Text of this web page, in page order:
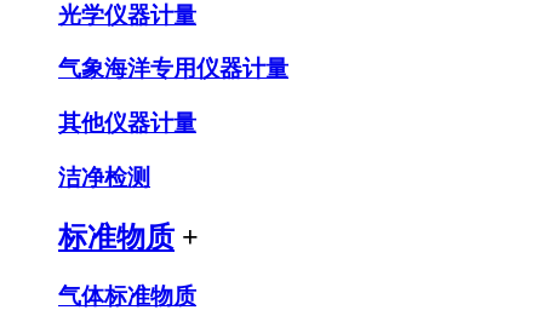
光学仪器计量
气象海洋专用仪器计量
其他仪器计量
洁净检测
标准物质 +
气体标准物质